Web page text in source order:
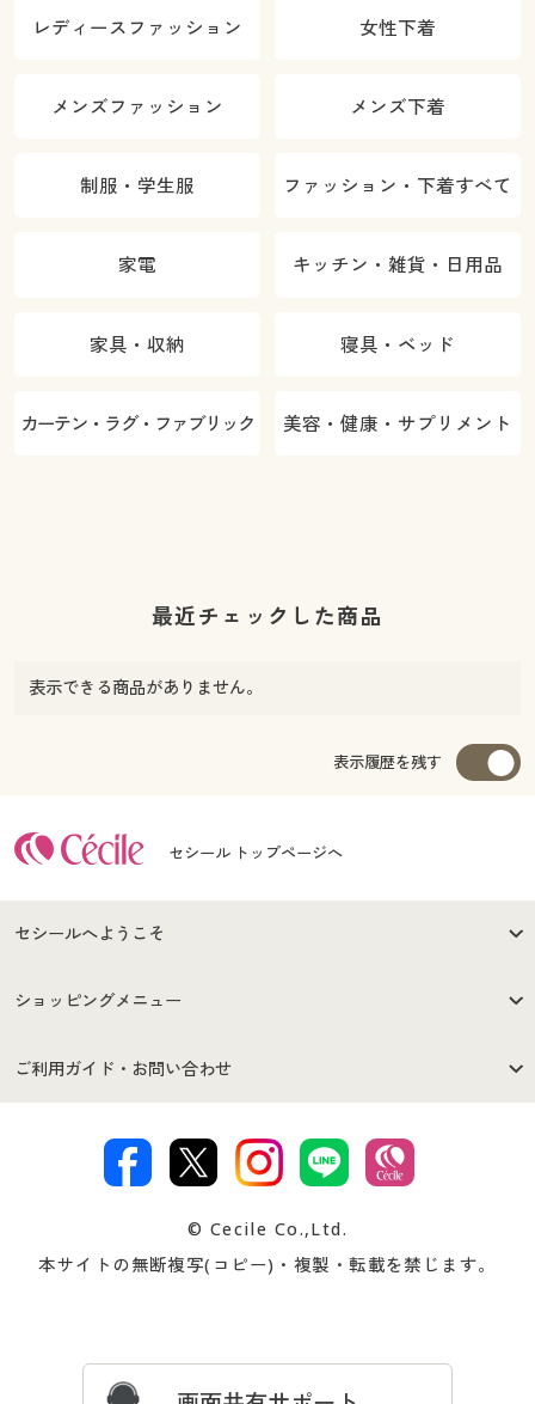
レディースファッション 女性下着
メンズファッション メンズ下着
制服・学生服 ファッション・下着すべて
家電 キッチン・雑貨・日用品
家具・収納 寝具・ベッド
カーテン・ラグ・ファブリック 美容・健康・サプリメント
最近チェックした商品
表示できる商品がありません。
表示履歴を残す
セシール トップページへ
セシールへようこそ
はじめての方へ
セシールご利用規約
著作権・商標について 会社案内
ショッピングメニュー
商品カテゴリ
プレゼント＆キャンペーン サイトマップ
ご利用ガイド・お問い合わせ
交換・返品は お支払は
ついて
忘れの場合
© Cecile Co.,Ltd.
本サイトの無断複写(コピー)・複製・転載を禁じます。